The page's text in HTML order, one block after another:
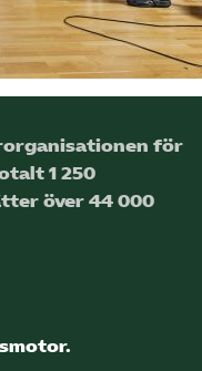
för
1 250
över 44 000